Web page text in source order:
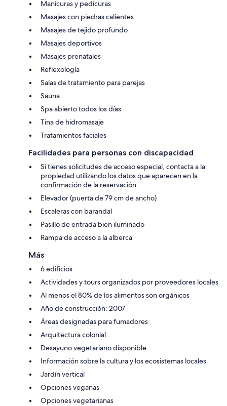
Manicuras y pedicuras
Masajes con piedras calientes
Masajes de tejido profundo
Masajes deportivos
Masajes prenatales
Reflexología
Salas de tratamiento para parejas
Sauna
Spa abierto todos los días
Tina de hidromasaje
Tratamientos faciales
Facilidades para personas con discapacidad
Si tienes solicitudes de acceso especial, contacta a la
propiedad utilizando los datos que aparecen en la
confirmación de la reservación.
Elevador (puerta de 79 cm de ancho)
Escaleras con barandal
Pasillo de entrada bien iluminado
Rampa de acceso a la alberca
Más
6 edificios
Actividades y tours organizados por proveedores locales
Al menos el 80% de los alimentos son orgánicos
Año de construcción: 2007
Áreas designadas para fumadores
Arquitectura colonial
Desayuno vegetariano disponible
Información sobre la cultura y los ecosistemas locales
Jardín vertical
Opciones veganas
Opciones vegetarianas